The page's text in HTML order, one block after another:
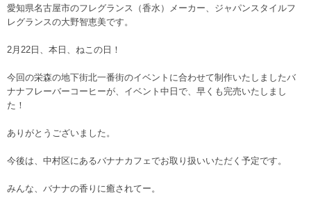
愛知県名古屋市のフレグランス（香水）メーカー、ジャパンスタイルフ
レグランスの大野智恵美です。
2月22日、本日、ねこの日！
今回の栄森の地下街北一番街のイベントに合わせて制作いたしましたバ
ナナフレーバーコーヒーが、イベント中日で、早くも完売いたしまし
た！
ありがとうございました。
今後は、中村区にあるバナナカフェでお取り扱いいただく予定です。
みんな、バナナの香りに癒されてー。